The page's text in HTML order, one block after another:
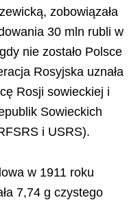
zobowiązała
30 mln rubli w
nie zostało Polsce
Rosyjska uznała
Rosji sowieckiej i
Sowieckich
i USRS).
w 1911 roku
7,74 g czystego